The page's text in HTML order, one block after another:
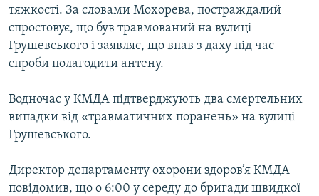
тяжкості. За словами Мохорева, постраждалий
спростовує, що був травмований на вулиці
Грушевського і заявляє, що впав з даху під час
спроби полагодити антену.
Водночас у КМДА підтверджують два смертельних
випадки від «травматичних поранень» на вулиці
Грушевського.
Директор департаменту охорони здоров’я КМДА
повідомив, що о 6:00 у середу до бригади швидкої